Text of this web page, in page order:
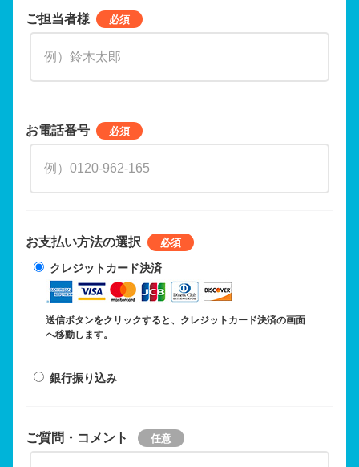
ご担当者様
お電話番号
お支払い方法の選択
クレジットカード決済
送信ボタンをクリックすると、クレジットカード決済の画面
へ移動します。
銀行振り込み
ご質問・コメント